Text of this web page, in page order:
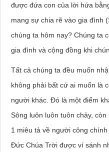
được đứa con của lời hứa
mang sự chia rẽ vào gia đình
chúng ta hôm nay? Chúng ta
gia đình và cộng đồng khi
Tất cả chúng ta đều muốn
không phải bất cứ ai muốn là
người khác. Đó là một điểm
Sông luôn luôn tuôn chảy,
1 miêu tả về người công
Đức Chúa Trời được ví sánh